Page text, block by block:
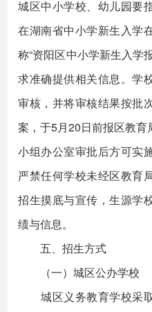
城区中小学校、幼儿园要
在湖南省中小学新生入学
称“资阳区中小学新生入学
求准确提供相关信息。学
审核，并将审核结果按批
案，于5月20日前报区教
小组办公室审批后方可实
严禁任何学校未经区教育
招生摸底与宣传，生源学
绩与信息。
五、招生方式
（一）城区公办学校
城区义务教育学校采取